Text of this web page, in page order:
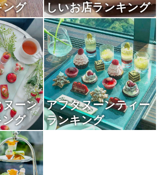
ング
しいお店ランキング
ーン
ング
アフタヌーンティー
ランキング